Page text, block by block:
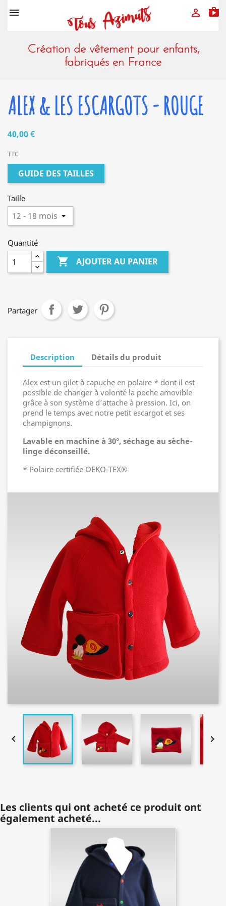
 
Création de vêtement pour enfants,
fabriqués en France
ALEX & LES ESCARGOTS - ROUGE
40,00 €
TTC
GUIDE DES TAILLES
Taille
Quantité
 AJOUTER AU PANIER
Partager
Description Détails du produit
Alex est un gilet à capuche en polaire * dont il est
possible de changer à volonté la poche amovible
grâce à son système d’attache à pression. Ici, on
prend le temps avec notre petit escargot et ses
champignons.
Lavable en machine à 30°, séchage au sèche-
linge déconseillé.
* Polaire certifiée OEKO-TEX®
 
Les clients qui ont acheté ce produit ont
également acheté...